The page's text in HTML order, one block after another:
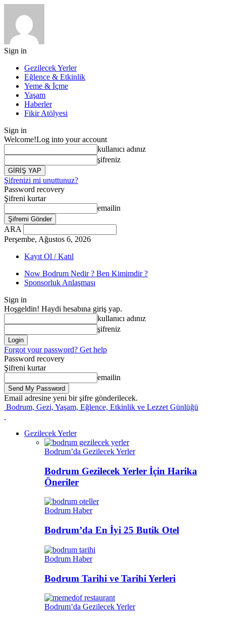
Sign in
Gezilecek Yerler
Eğlence & Etkinlik
Yeme & İçme
Yaşam
Haberler
Fikir Atölyesi
Sign in
Welcome!Log into your account
kullanıcı adınız
şifreniz
Şifrenizi mi unuttunuz?
Password recovery
Şifreni kurtar
emailin
ARA
Perşembe, Ağustos 6, 2026
Kayıt Ol / Katıl
Now Bodrum Nedir ? Ben Kimimdir ?
Sponsorluk Anlaşması
Sign in
Hoşgeldin! Haydi hesabına giriş yap.
kullanıcı adınız
şifreniz
Forgot your password? Get help
Password recovery
Şifreni kurtar
emailin
Email adresine yeni bir şifre gönderilecek.
Bodrum, Gezi, Yaşam, Eğlence, Etkinlik ve Lezzet Günlüğü
Gezilecek Yerler
Bodrum’da Gezilecek Yerler
Bodrum Gezilecek Yerler İçin Harika
Öneriler
Bodrum Haber
Bodrum’da En İyi 25 Butik Otel
Bodrum Haber
Bodrum Tarihi ve Tarihi Yerleri
Bodrum’da Gezilecek Yerler